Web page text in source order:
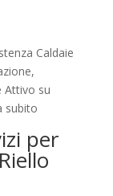
Caldaie
Attivo su
subito
per